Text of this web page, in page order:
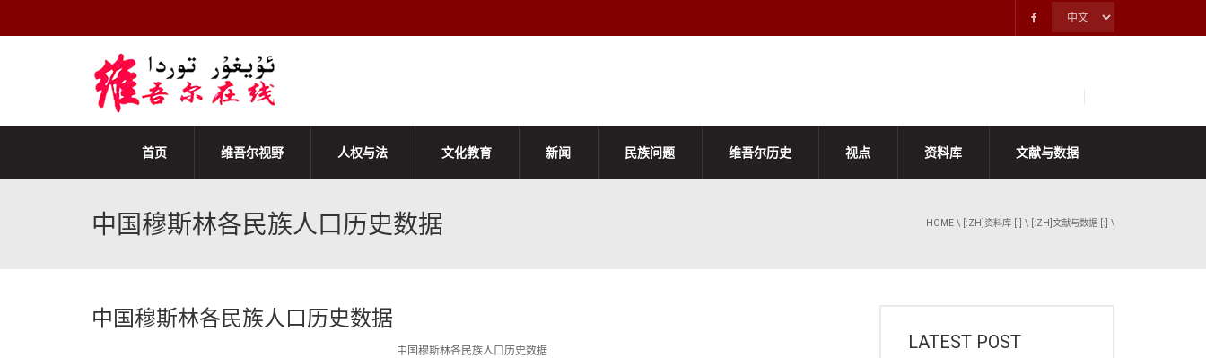
首页 维吾尔视野 人权与法 文化教育 新闻 民族问题 维吾尔历史 视点 资料库 文献与数据
中国穆斯林各民族人口历史数据 HOME \ [:ZH]资料库 [:] \ [:ZH]文献与数据 [:] \
中国穆斯林各民族人口历史数据
中国穆斯林各民族人口历史数据 LATEST POST